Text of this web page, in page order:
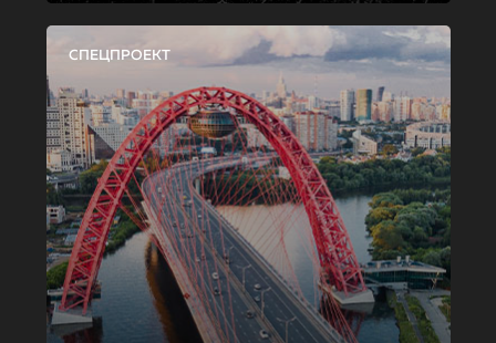
СПЕЦПРОЕКТ